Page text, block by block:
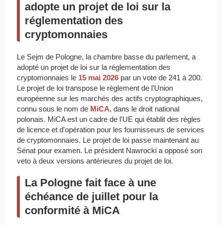
adopte un projet de loi sur la
réglementation des
cryptomonnaies
Le Sejm de Pologne, la chambre basse du parlement, a
adopté un projet de loi sur la réglementation des
cryptomonnaies le 15 mai 2026 par un vote de 241 à 200.
Le projet de loi transpose le règlement de l'Union
européenne sur les marchés des actifs cryptographiques,
connu sous le nom de MiCA, dans le droit national
polonais. MiCA est un cadre de l'UE qui établit des règles
de licence et d'opération pour les fournisseurs de services
de cryptomonnaies. Le projet de loi passe maintenant au
Sénat pour examen. Le président Nawrocki a opposé son
veto à deux versions antérieures du projet de loi.
La Pologne fait face à une
échéance de juillet pour la
conformité à MiCA